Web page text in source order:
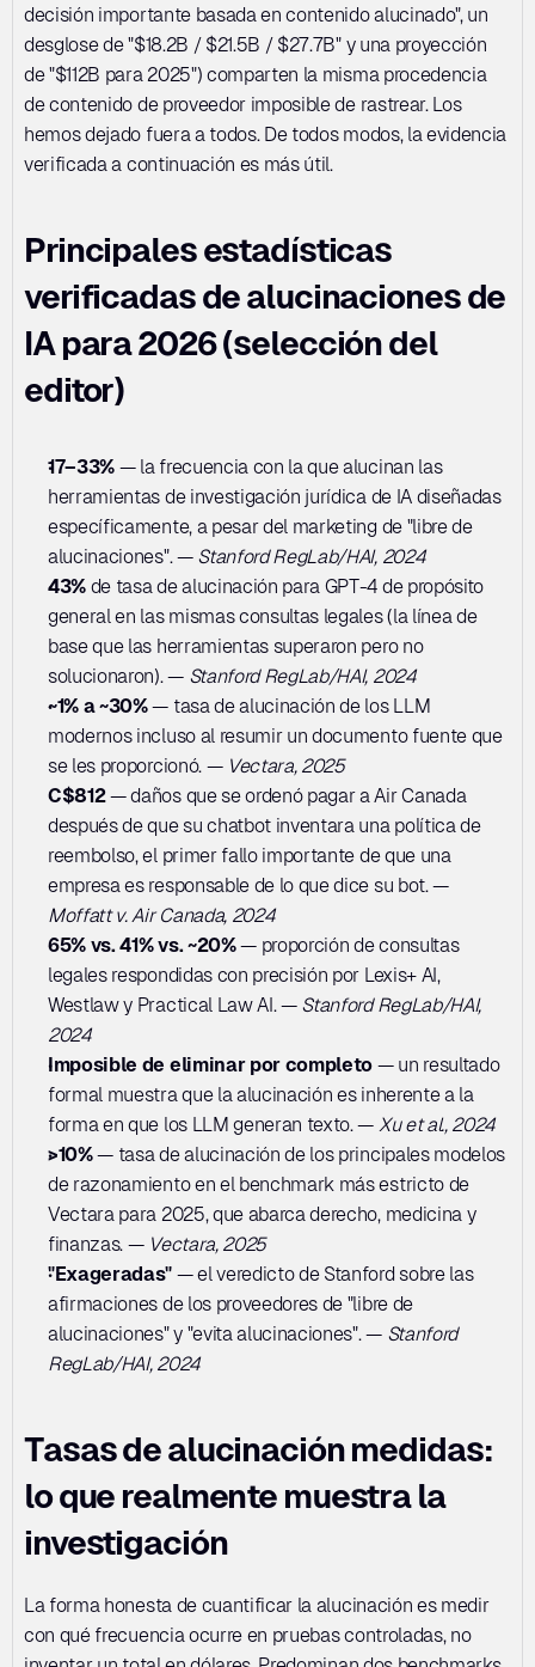
decisión importante basada en contenido alucinado", un
desglose de "$18.2B / $21.5B / $27.7B" y una proyección
de "$112B para 2025") comparten la misma procedencia
de contenido de proveedor imposible de rastrear. Los
hemos dejado fuera a todos. De todos modos, la evidencia
verificada a continuación es más útil.
Principales estadísticas
verificadas de alucinaciones de
IA para 2026 (selección del
editor)
17–33% — la frecuencia con la que alucinan las
herramientas de investigación jurídica de IA diseñadas
específicamente, a pesar del marketing de "libre de
alucinaciones". — Stanford RegLab/HAI, 2024
43% de tasa de alucinación para GPT-4 de propósito
general en las mismas consultas legales (la línea de
base que las herramientas superaron pero no
solucionaron). — Stanford RegLab/HAI, 2024
~1% a ~30% — tasa de alucinación de los LLM
modernos incluso al resumir un documento fuente que
se les proporcionó. — Vectara, 2025
C$812 — daños que se ordenó pagar a Air Canada
después de que su chatbot inventara una política de
reembolso, el primer fallo importante de que una
empresa es responsable de lo que dice su bot. —
Moffatt v. Air Canada, 2024
65% vs. 41% vs. ~20% — proporción de consultas
legales respondidas con precisión por Lexis+ AI,
Westlaw y Practical Law AI. — Stanford RegLab/HAI,
2024
Imposible de eliminar por completo — un resultado
formal muestra que la alucinación es inherente a la
forma en que los LLM generan texto. — Xu et al., 2024
>10% — tasa de alucinación de los principales modelos
de razonamiento en el benchmark más estricto de
Vectara para 2025, que abarca derecho, medicina y
finanzas. — Vectara, 2025
"Exageradas" — el veredicto de Stanford sobre las
afirmaciones de los proveedores de "libre de
alucinaciones" y "evita alucinaciones". — Stanford
RegLab/HAI, 2024
Tasas de alucinación medidas:
lo que realmente muestra la
investigación
La forma honesta de cuantificar la alucinación es medir
con qué frecuencia ocurre en pruebas controladas, no